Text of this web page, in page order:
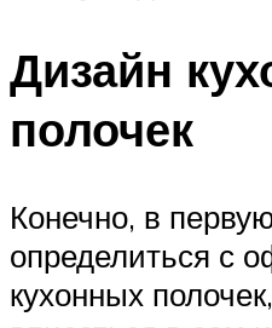
Дизайн
полочек
Конечно, в
определиться с
кухонных